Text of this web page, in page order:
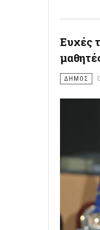
Ευχές
ΔΗΜΟΣ